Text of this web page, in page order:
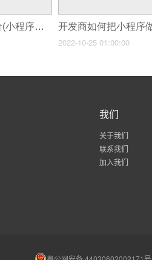
开发商城小程序报价(小程序商城)
2022-10-25 01:00:00
我们
关于我们
联系我们
加入我们